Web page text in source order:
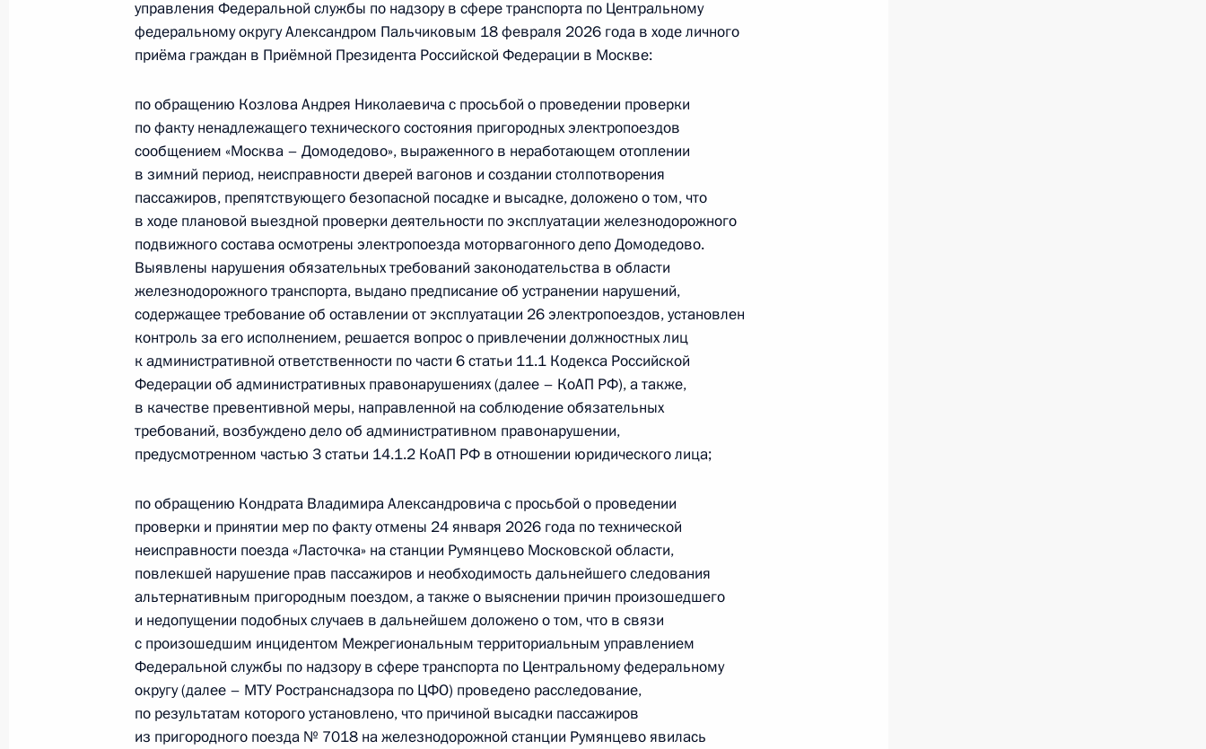
6 июля 2026 года, 16:48
3 июля, пятница
3 июля 2026 года по поручению Президента Российской Федерации советник
Президента Российской Федерации Антон Кобяков провёл в Приёмной Президента
Российской Федерации по приёму граждан в Москве личный приём граждан
в режиме видео-конференц-связи
3 июля 2026 года, 16:45
Исполнены поручения, данные по результатам личного приёма, проведённого
по поручению Президента Российской Федерации исполняющим обязанности
начальника Межрегионального территориального управления Федеральной
службы по надзору в сфере транспорта по Центральному федеральному округу
Александром Пальчиковым в Приёмной Президента Российской Федерации
по приёму граждан в Москве 18 февраля 2026 года
Исполнено поручение (меры приняты), данное по итогам личного приёма в режиме
видео-конференц-связи жительницы Ярославской области, проведённого
по поручению Президента Российской Федерации советником Президента
Российской Федерации Валерием Фадеевым в Приёмной Президента Российской
Федерации по приёму граждан в Москве 1 июля 2025 года
3 июля 2026 года, 16:42
управления Федеральной службы по надзору в сфере транспорта по Центральному
федеральному округу Александром Пальчиковым 18 февраля 2026 года в ходе личного
приёма граждан в Приёмной Президента Российской Федерации в Москве:
по обращению Козлова Андрея Николаевича с просьбой о проведении проверки
по факту ненадлежащего технического состояния пригородных электропоездов
сообщением «Москва – Домодедово», выраженного в неработающем отоплении
в зимний период, неисправности дверей вагонов и создании столпотворения
пассажиров, препятствующего безопасной посадке и высадке, доложено о том, что
в ходе плановой выездной проверки деятельности по эксплуатации железнодорожного
подвижного состава осмотрены электропоезда моторвагонного депо Домодедово.
Выявлены нарушения обязательных требований законодательства в области
железнодорожного транспорта, выдано предписание об устранении нарушений,
содержащее требование об оставлении от эксплуатации 26 электропоездов, установлен
контроль за его исполнением, решается вопрос о привлечении должностных лиц
к административной ответственности по части 6 статьи 11.1 Кодекса Российской
Федерации об административных правонарушениях (далее – КоАП РФ), а также,
в качестве превентивной меры, направленной на соблюдение обязательных
требований, возбуждено дело об административном правонарушении,
предусмотренном частью 3 статьи 14.1.2 КоАП РФ в отношении юридического лица;
по обращению Кондрата Владимира Александровича с просьбой о проведении
проверки и принятии мер по факту отмены 24 января 2026 года по технической
неисправности поезда «Ласточка» на станции Румянцево Московской области,
повлекшей нарушение прав пассажиров и необходимость дальнейшего следования
альтернативным пригородным поездом, а также о выяснении причин произошедшего
и недопущении подобных случаев в дальнейшем доложено о том, что в связи
с произошедшим инцидентом Межрегиональным территориальным управлением
Федеральной службы по надзору в сфере транспорта по Центральному федеральному
округу (далее – МТУ Ространснадзора по ЦФО) проведено расследование,
по результатам которого установлено, что причиной высадки пассажиров
из пригородного поезда № 7018 на железнодорожной станции Румянцево явилась